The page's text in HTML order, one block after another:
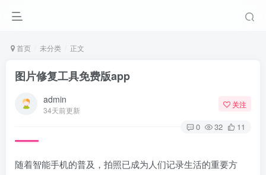
首页 未分类 正文
图片修复工具免费版app
admin
34天前更新
关注
0 32 11
随着智能手机的普及，拍照已成为人们记录生活的重要方